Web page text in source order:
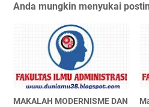
Anda mungkin menyukai
MAKALAH MODERNISME DAN